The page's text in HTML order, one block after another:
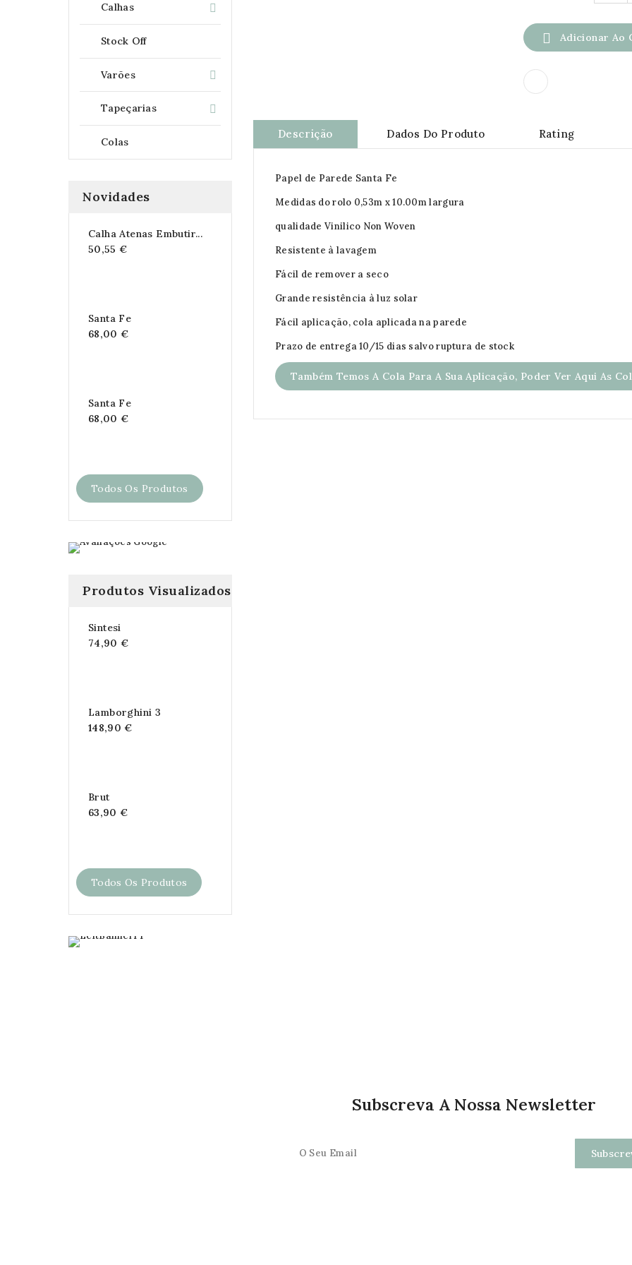

Calhas
Stock Off

Varões

Tapeçarias
Colas
Novidades
Calha Atenas Embutir...
50,55 €
Santa Fe
68,00 €
Santa Fe
68,00 €
Todos Os Produtos
Produtos Visualizados
Sintesi
74,90 €
Lamborghini 3
148,90 €
Brut
63,90 €
Todos Os Produtos
 Adicionar Ao
Descrição Dados Do Produto Rating
Papel de Parede Santa Fe
Medidas do rolo 0,53m x 10.00m largura
qualidade Vinilico Non Woven
Resistente à lavagem
Fácil de remover a seco
Grande resistência à luz solar
Fácil aplicação, cola aplicada na parede
Prazo de entrega 10/15 dias salvo ruptura de stock
Também Temos A Cola Para A Sua Aplicação, Poder Ver Aqui As
Subscreva A Nossa Newsletter